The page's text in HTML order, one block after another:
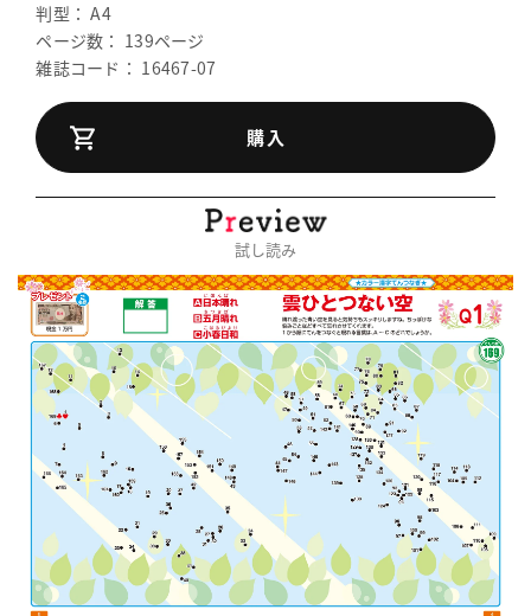
判型： A4
ページ数： 139ページ
雑誌コード： 16467-07
購入
試し読み